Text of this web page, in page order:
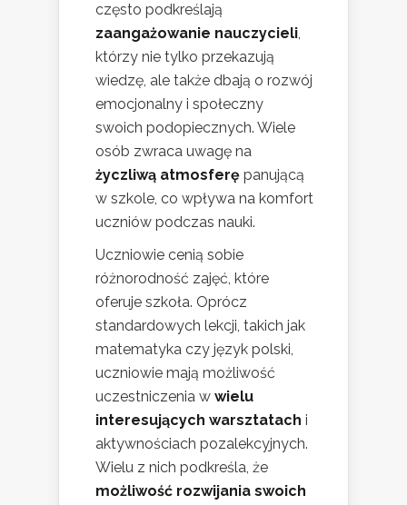
często podkreślają
zaangażowanie nauczycieli,
którzy nie tylko przekazują
wiedzę, ale także dbają o rozwój
emocjonalny i społeczny
swoich podopiecznych. Wiele
osób zwraca uwagę na
życzliwą atmosferę panującą
w szkole, co wpływa na komfort
uczniów podczas nauki.
Uczniowie cenią sobie
różnorodność zajęć, które
oferuje szkoła. Oprócz
standardowych lekcji, takich jak
matematyka czy język polski,
uczniowie mają możliwość
uczestniczenia w wielu
interesujących warsztatach i
aktywnościach pozalekcyjnych.
Wielu z nich podkreśla, że
możliwość rozwijania swoich